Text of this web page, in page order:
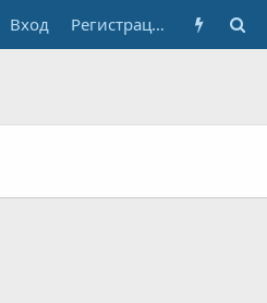
Вход Регистрация